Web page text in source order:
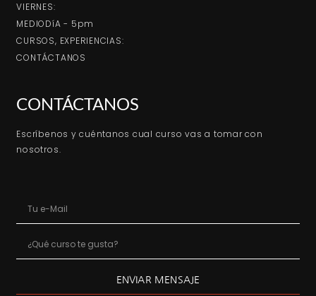
VIERNES:
MEDIODíA - 5pm
CURSOS, EXPERIENCIAS:
CONTÁCTANOS
CONTÁCTANOS
Escríbenos y cuéntanos cual curso vas a tomar con
nosotros.
ENVIAR MENSAJE